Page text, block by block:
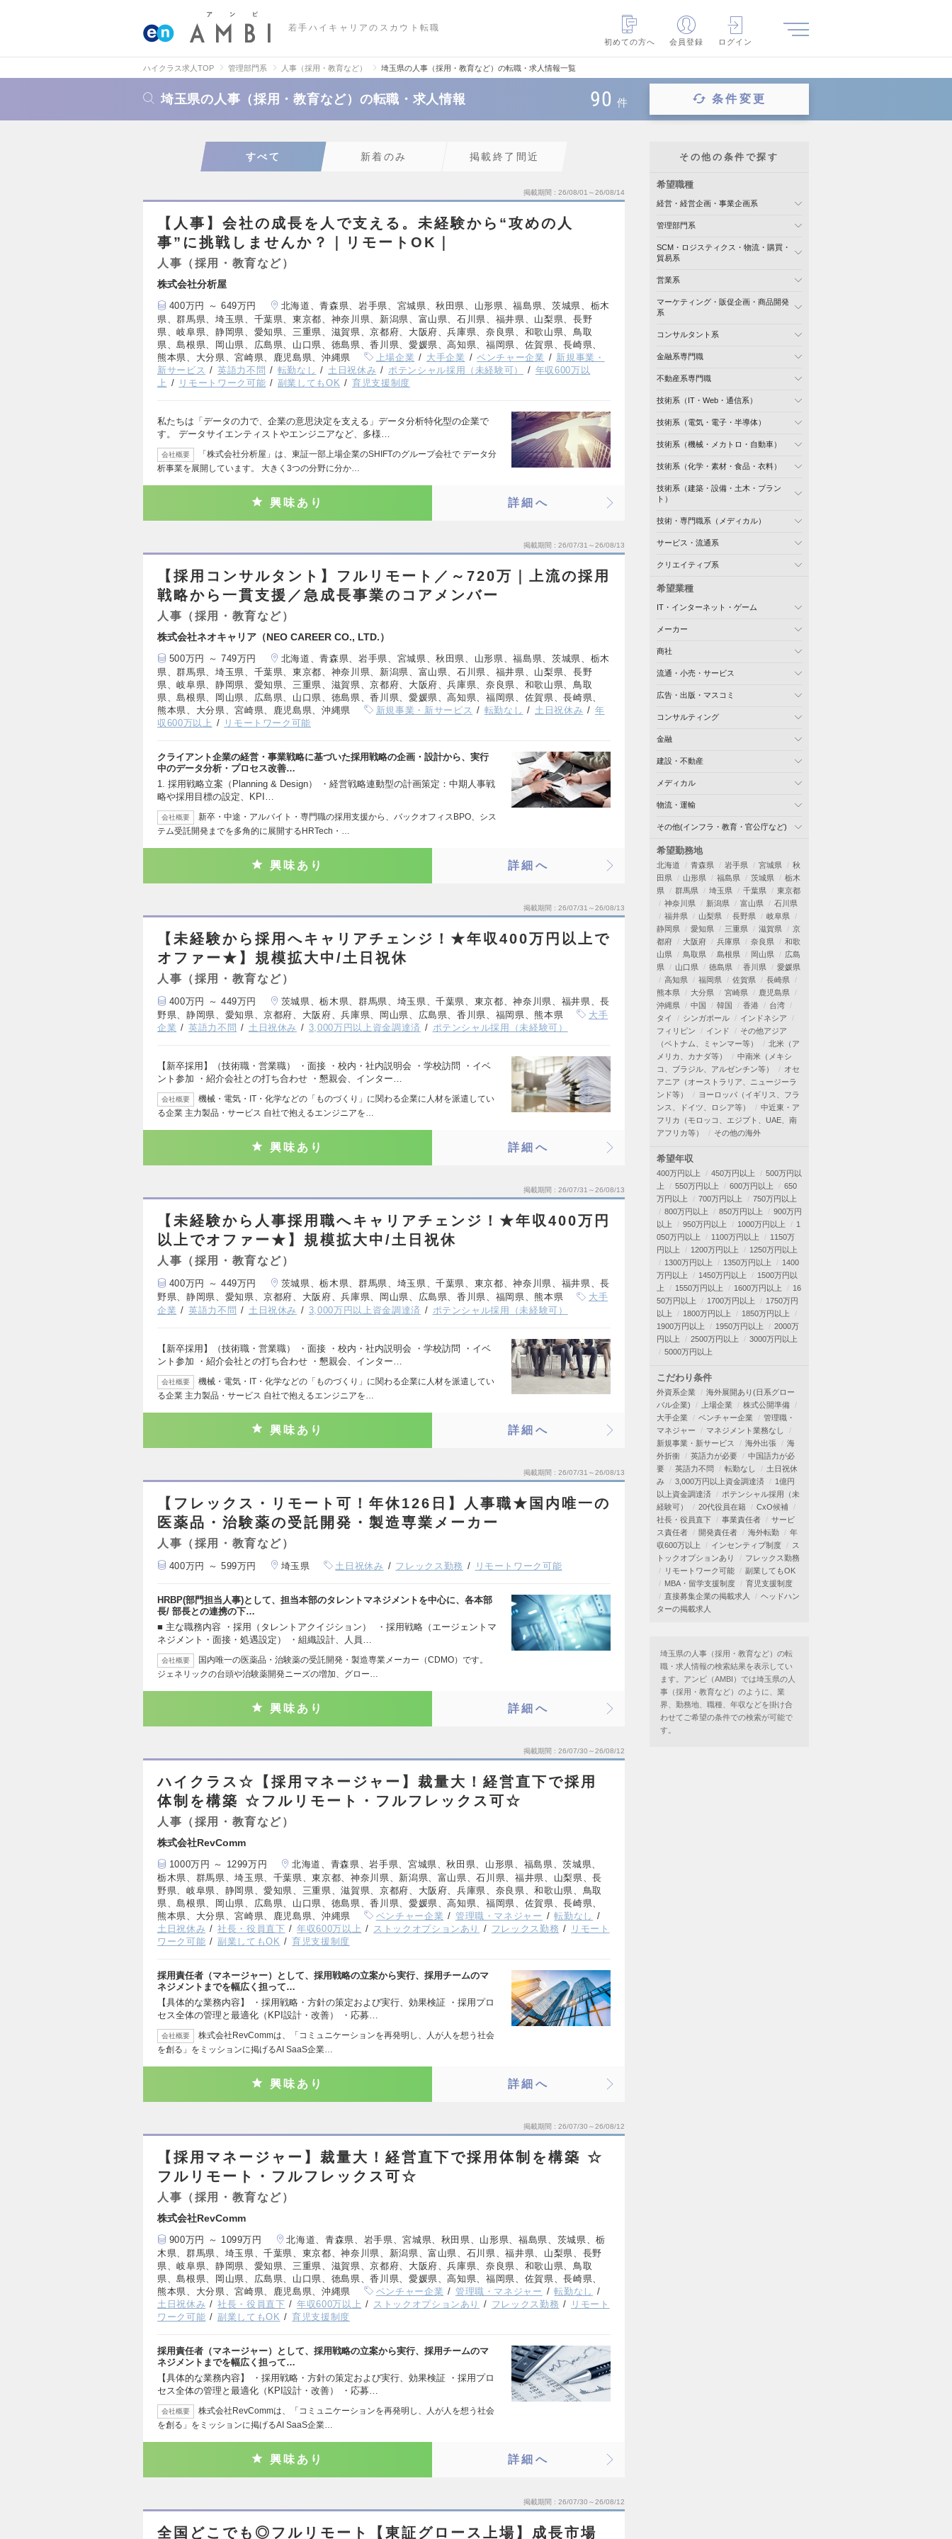
若手ハイキャリアのスカウト転職
初めての方へ
会員登録 ログイン
ハイクラス求人TOP 管理部門系 人事（採用・教育など） 埼玉県の人事（採用・教育など）の転職・求人情報一覧
埼玉県の人事（採用・教育など）の転職・求人情報 90 件 条件変更
すべて 新着のみ 掲載終了間近
掲載期間 26/08/01～26/08/14
【人事】会社の成長を人で支える。未経験から“攻めの人
事”に挑戦しませんか？｜リモートOK｜
人事（採用・教育など）
株式会社分析屋
400万円 ～ 649万円
北海道、青森県、岩手県、宮城県、秋田県、山形県、福島県、茨城県、栃木
県、群馬県、埼玉県、千葉県、東京都、神奈川県、新潟県、富山県、石川県、福井県、山梨県、長野
県、岐阜県、静岡県、愛知県、三重県、滋賀県、京都府、大阪府、兵庫県、奈良県、和歌山県、鳥取
県、島根県、岡山県、広島県、山口県、徳島県、香川県、愛媛県、高知県、福岡県、佐賀県、長崎県、
熊本県、大分県、宮崎県、鹿児島県、沖縄県
上場企業 大手企業 ベンチャー企業
新規事業・
新サービス
英語力不問 転勤なし 土日祝休み ポテンシャル採用（未経験可）
年収600万以
上
リモートワーク可能 副業してもOK 育児支援制度
私たちは「データの力で、企業の意思決定を支える」データ分析特化型の企業で
す。 データサイエンティストやエンジニアなど、多様…
会社概要
「株式会社分析屋」は、東証一部上場企業のSHIFTのグループ会社で データ分
析事業を展開しています。 大きく3つの分野に分か…
興味あり 詳細へ
掲載期間 26/07/31～26/08/13
【採用コンサルタント】フルリモート／～720万｜上流の採用
戦略から一貫支援／急成長事業のコアメンバー
人事（採用・教育など）
株式会社ネオキャリア（NEO CAREER CO., LTD.）
500万円 ～ 749万円
北海道、青森県、岩手県、宮城県、秋田県、山形県、福島県、茨城県、栃木
県、群馬県、埼玉県、千葉県、東京都、神奈川県、新潟県、富山県、石川県、福井県、山梨県、長野
県、岐阜県、静岡県、愛知県、三重県、滋賀県、京都府、大阪府、兵庫県、奈良県、和歌山県、鳥取
県、島根県、岡山県、広島県、山口県、徳島県、香川県、愛媛県、高知県、福岡県、佐賀県、長崎県、
熊本県、大分県、宮崎県、鹿児島県、沖縄県
新規事業・新サービス 転勤なし 土日祝休み
年
収600万以上
リモートワーク可能
クライアント企業の経営・事業戦略に基づいた採用戦略の企画・設計から、実行
中のデータ分析・プロセス改善…
1. 採用戦略立案（Planning & Design） ・経営戦略連動型の計画策定：中期人事戦
略や採用目標の設定、KPI…
会社概要
新卒・中途・アルバイト・専門職の採用支援から、バックオフィスBPO、シス
テム受託開発までを多角的に展開するHRTech・…
興味あり 詳細へ
掲載期間 26/07/31～26/08/13
【未経験から採用へキャリアチェンジ！★年収400万円以上で
オファー★】規模拡大中/土日祝休
人事（採用・教育など）
400万円 ～ 449万円
茨城県、栃木県、群馬県、埼玉県、千葉県、東京都、神奈川県、福井県、長
野県、静岡県、愛知県、京都府、大阪府、兵庫県、岡山県、広島県、香川県、福岡県、熊本県
大手
企業
英語力不問 土日祝休み 3,000万円以上資金調達済 ポテンシャル採用（未経験可）
【新卒採用】（技術職・営業職） ・面接 ・校内・社内説明会 ・学校訪問 ・イベ
ント参加 ・紹介会社との打ち合わせ ・懇親会、インター…
会社概要
機械・電気・IT・化学などの「ものづくり」に関わる企業に人材を派遣してい
る企業 主力製品・サービス 自社で抱えるエンジニアを…
興味あり 詳細へ
掲載期間 26/07/31～26/08/13
【未経験から人事採用職へキャリアチェンジ！★年収400万円
以上でオファー★】規模拡大中/土日祝休
人事（採用・教育など）
400万円 ～ 449万円
茨城県、栃木県、群馬県、埼玉県、千葉県、東京都、神奈川県、福井県、長
野県、静岡県、愛知県、京都府、大阪府、兵庫県、岡山県、広島県、香川県、福岡県、熊本県
大手
企業
英語力不問 土日祝休み 3,000万円以上資金調達済 ポテンシャル採用（未経験可）
【新卒採用】（技術職・営業職） ・面接 ・校内・社内説明会 ・学校訪問 ・イベ
ント参加 ・紹介会社との打ち合わせ ・懇親会、インター…
会社概要
機械・電気・IT・化学などの「ものづくり」に関わる企業に人材を派遣してい
る企業 主力製品・サービス 自社で抱えるエンジニアを…
興味あり 詳細へ
掲載期間 26/07/31～26/08/13
【フレックス・リモート可！年休126日】人事職★国内唯一の
医薬品・治験薬の受託開発・製造専業メーカー
人事（採用・教育など）
400万円 ～ 599万円 埼玉県 土日祝休み フレックス勤務 リモートワーク可能
HRBP(部門担当人事)として、担当本部のタレントマネジメントを中心に、各本部
長/ 部長との連携の下…
■ 主な職務内容 ・採用（タレントアクイジション） ・採用戦略（エージェントマ
ネジメント・面接・処遇設定） ・組織設計、人員…
会社概要
国内唯一の医薬品・治験薬の受託開発・製造専業メーカー（CDMO）です。
ジェネリックの台頭や治験薬開発ニーズの増加、グロー…
興味あり 詳細へ
掲載期間 26/07/30～26/08/12
ハイクラス☆【採用マネージャー】裁量大！経営直下で採用
体制を構築 ☆フルリモート・フルフレックス可☆
人事（採用・教育など）
株式会社RevComm
1000万円 ～ 1299万円
北海道、青森県、岩手県、宮城県、秋田県、山形県、福島県、茨城県、
栃木県、群馬県、埼玉県、千葉県、東京都、神奈川県、新潟県、富山県、石川県、福井県、山梨県、長
野県、岐阜県、静岡県、愛知県、三重県、滋賀県、京都府、大阪府、兵庫県、奈良県、和歌山県、鳥取
県、島根県、岡山県、広島県、山口県、徳島県、香川県、愛媛県、高知県、福岡県、佐賀県、長崎県、
熊本県、大分県、宮崎県、鹿児島県、沖縄県
ベンチャー企業 管理職・マネジャー
転勤なし
土日祝休み
社長・役員直下 年収600万以上 ストックオプションあり フレックス勤務
リモート
ワーク可能
副業してもOK 育児支援制度
採用責任者（マネージャー）として、採用戦略の立案から実行、採用チームのマ
ネジメントまでを幅広く担って…
【具体的な業務内容】 ・採用戦略・方針の策定および実行、効果検証 ・採用プロ
セス全体の管理と最適化（KPI設計・改善） ・応募…
会社概要
株式会社RevCommは、「コミュニケーションを再発明し、人が人を想う社会
を創る」をミッションに掲げるAI SaaS企業…
興味あり 詳細へ
掲載期間 26/07/30～26/08/12
【採用マネージャー】裁量大！経営直下で採用体制を構築 ☆
フルリモート・フルフレックス可☆
人事（採用・教育など）
株式会社RevComm
900万円 ～ 1099万円
北海道、青森県、岩手県、宮城県、秋田県、山形県、福島県、茨城県、栃
木県、群馬県、埼玉県、千葉県、東京都、神奈川県、新潟県、富山県、石川県、福井県、山梨県、長野
県、岐阜県、静岡県、愛知県、三重県、滋賀県、京都府、大阪府、兵庫県、奈良県、和歌山県、鳥取
県、島根県、岡山県、広島県、山口県、徳島県、香川県、愛媛県、高知県、福岡県、佐賀県、長崎県、
熊本県、大分県、宮崎県、鹿児島県、沖縄県
ベンチャー企業 管理職・マネジャー
転勤なし
土日祝休み
社長・役員直下 年収600万以上 ストックオプションあり フレックス勤務
リモート
ワーク可能
副業してもOK 育児支援制度
採用責任者（マネージャー）として、採用戦略の立案から実行、採用チームのマ
ネジメントまでを幅広く担って…
【具体的な業務内容】 ・採用戦略・方針の策定および実行、効果検証 ・採用プロ
セス全体の管理と最適化（KPI設計・改善） ・応募…
会社概要
株式会社RevCommは、「コミュニケーションを再発明し、人が人を想う社会
を創る」をミッションに掲げるAI SaaS企業…
興味あり 詳細へ
掲載期間 26/07/30～26/08/12
全国どこでも◎フルリモート【東証グロース上場】成長市場
その他の条件で探す
希望職種
経営・経営企画・事業企画系
管理部門系
SCM・ロジスティクス・物流・購買・
貿易系
営業系
マーケティング・販促企画・商品開発
系
コンサルタント系
金融系専門職
不動産系専門職
技術系（IT・Web・通信系）
技術系（電気・電子・半導体）
技術系（機械・メカトロ・自動車）
技術系（化学・素材・食品・衣料）
技術系（建築・設備・土木・プラン
ト）
技術・専門職系（メディカル）
サービス・流通系
クリエイティブ系
希望業種
IT・インターネット・ゲーム
メーカー
商社
流通・小売・サービス
広告・出版・マスコミ
コンサルティング
金融
建設・不動産
メディカル
物流・運輸
その他(インフラ・教育・官公庁など)
希望勤務地
北海道 青森県 岩手県 宮城県
秋
田県
山形県 福島県 茨城県
栃木
県
群馬県 埼玉県 千葉県
東京都
神奈川県
新潟県 富山県
石川県
福井県
山梨県 長野県
岐阜県
静岡県
愛知県 三重県 滋賀県
京
都府
大阪府 兵庫県 奈良県
和歌
山県
鳥取県 島根県 岡山県
広島
県
山口県 徳島県 香川県
愛媛県
高知県
福岡県 佐賀県
長崎県
熊本県
大分県 宮崎県
鹿児島県
沖縄県
中国 韓国 香港
台湾
タイ
シンガポール
インドネシア
フィリピン
インド
その他アジア
（ベトナム、ミャンマー等）
北米（ア
メリカ、カナダ等）
中南米（メキシ
コ、ブラジル、アルゼンチン等）
オセ
アニア（オーストラリア、ニュージーラ
ンド等）
ヨーロッパ（イギリス、フラ
ンス、ドイツ、ロシア等）
中近東・ア
フリカ（モロッコ、エジプト、UAE、南
アフリカ等）
その他の海外
希望年収
400万円以上 450万円以上
500万円以
上
550万円以上 600万円以上
650
万円以上
700万円以上
750万円以上
800万円以上
850万円以上
900万円
以上
950万円以上 1000万円以上
1
050万円以上
1100万円以上
1150万
円以上
1200万円以上
1250万円以上
1300万円以上
1350万円以上
1400
万円以上
1450万円以上
1500万円以
上
1550万円以上 1600万円以上
16
50万円以上
1700万円以上
1750万円
以上
1800万円以上
1850万円以上
1900万円以上
1950万円以上
2000万
円以上
2500万円以上
3000万円以上
5000万円以上
こだわり条件
外資系企業
海外展開あり(日系グロー
バル企業)
上場企業
株式公開準備
大手企業
ベンチャー企業
管理職・
マネジャー
マネジメント業務なし
新規事業・新サービス
海外出張
海
外折衝
英語力が必要
中国語力が必
要
英語力不問 転勤なし
土日祝休
み
3,000万円以上資金調達済
1億円
以上資金調達済
ポテンシャル採用（未
経験可）
20代役員在籍
CxO候補
社長・役員直下
事業責任者
サービ
ス責任者
開発責任者 海外転勤
年
収600万以上
インセンティブ制度
ス
トックオプションあり
フレックス勤務
リモートワーク可能
副業してもOK
MBA・留学支援制度
育児支援制度
直接募集企業の掲載求人
ヘッドハン
ターの掲載求人
埼玉県の人事（採用・教育など）の転
職・求人情報の検索結果を表示してい
ます。アンビ（AMBI）では埼玉県の人
事（採用・教育など）のように、業
界、勤務地、職種、年収などを掛け合
わせてご希望の条件での検索が可能で
す。